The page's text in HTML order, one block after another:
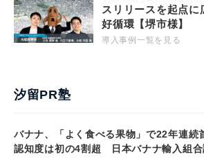
スリリースを起点に
好循環【堺市様】
導入事例一覧を見る
汐留PR塾
バナナ、「よく食べる果物」で22年連
認知度は初の4割超 日本バナナ輸入組